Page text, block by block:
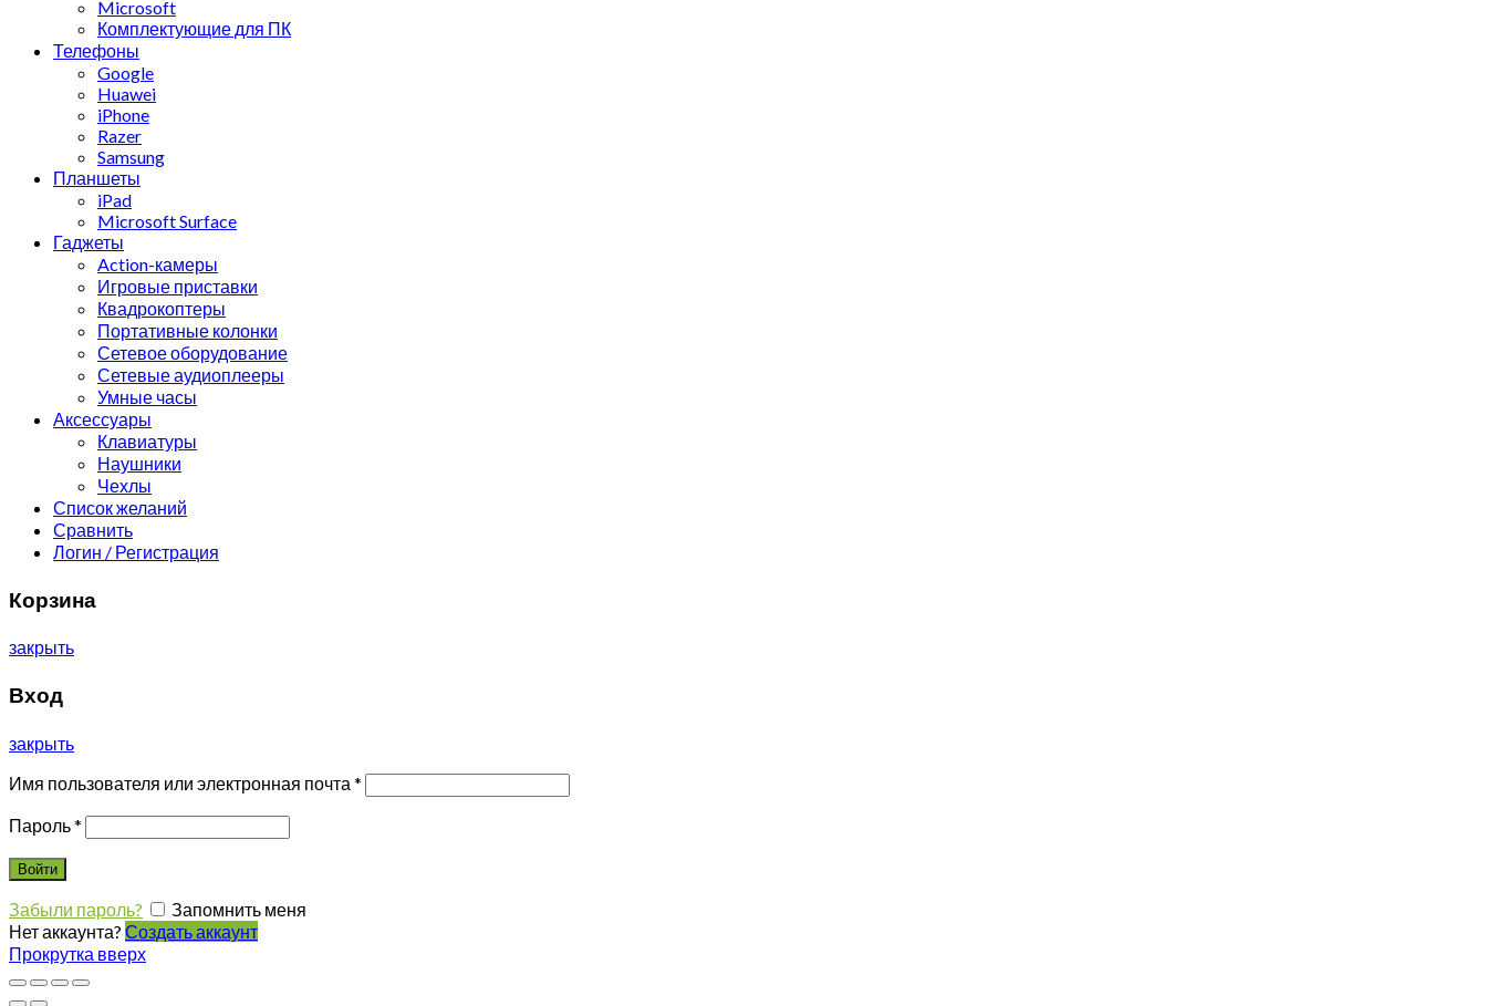
Microsoft
Комплектующие для ПК
Телефоны
Google
Huawei
iPhone
Razer
Samsung
Планшеты
iPad
Microsoft Surface
Гаджеты
Action-камеры
Игровые приставки
Квадрокоптеры
Портативные колонки
Сетевое оборудование
Сетевые аудиоплееры
Умные часы
Аксессуары
Клавиатуры
Наушники
Чехлы
Список желаний
Сравнить
Логин / Регистрация
Корзина
закрыть
Вход
закрыть
Имя пользователя или электронная почта *
Пароль*
Войти
Забыли пароль?
Запомнить меня
Нет аккаунта? Создать аккаунт
Прокрутка вверх